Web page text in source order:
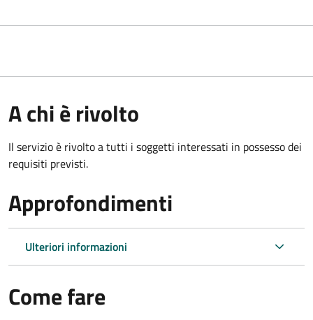
A chi è rivolto
Il servizio è rivolto a tutti i soggetti interessati in possesso dei
requisiti previsti.
Approfondimenti
Ulteriori informazioni
Come fare